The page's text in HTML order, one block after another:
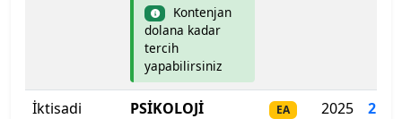
Fatih Sultan Mehmet Vakıf Üniversitesi
Fenerbahçe Üniversitesi
Fırat Üniversitesi
Kontenjan
dolana kadar
tercih
yapabilirsiniz
İktisadi
PSİKOLOJİ EA 2025